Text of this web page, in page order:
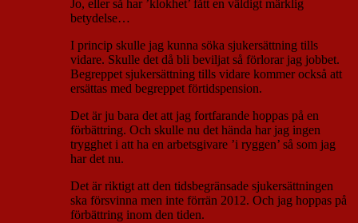
Jo, eller så har ’klokhet’ fått en väldigt märklig
betydelse…
I princip skulle jag kunna söka sjukersättning tills
vidare. Skulle det då bli beviljat så förlorar jag jobbet.
Begreppet sjukersättning tills vidare kommer också att
ersättas med begreppet förtidspension.
Det är ju bara det att jag fortfarande hoppas på en
förbättring. Och skulle nu det hända har jag ingen
trygghet i att ha en arbetsgivare ’i ryggen’ så som jag
har det nu.
Det är riktigt att den tidsbegränsade sjukersättningen
ska försvinna men inte förrän 2012. Och jag hoppas på
förbättring inom den tiden.